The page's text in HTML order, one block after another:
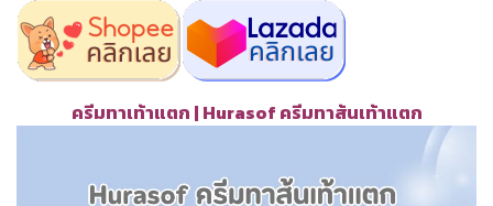
ครีมทาเท้าแตก | Hurasof ครีมทาส้นเท้าแตก